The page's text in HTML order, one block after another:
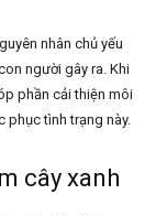
nhân chủ yếu
người gây ra. Khi
phần cải thiện môi
tình trạng này.
cây xanh